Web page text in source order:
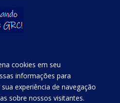
cookies em seu
informações para
experiência de navegação
sobre nossos visitantes.